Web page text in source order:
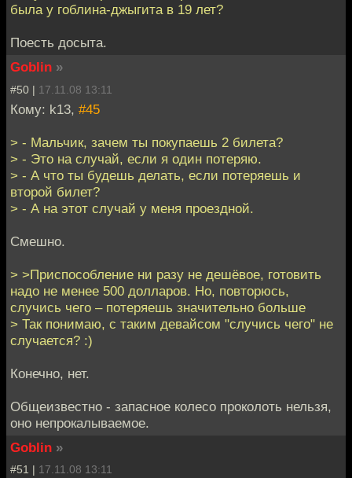
была у гоблина-джыгита в 19 лет?
Поесть досыта.
Goblin »
#50 | 17.11.08 13:11
Кому: k13, #45
> - Мальчик, зачем ты покупаешь 2 билета?
> - Это на случай, если я один потеряю.
> - А что ты будешь делать, если потеряешь и
второй билет?
> - А на этот случай у меня проездной.
Смешно.
> >Приспособление ни разу не дешёвое, готовить
надо не менее 500 долларов. Но, повторюсь,
случись чего – потеряешь значительно больше
> Так понимаю, с таким девайсом "случись чего" не
случается? :)
Конечно, нет.
Общеизвестно - запасное колесо проколоть нельзя,
оно непрокалываемое.
Goblin »
#51 | 17.11.08 13:11